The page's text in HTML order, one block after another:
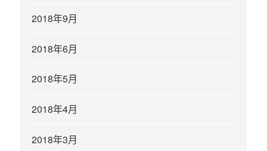
2018年9月
2018年6月
2018年5月
2018年4月
2018年3月